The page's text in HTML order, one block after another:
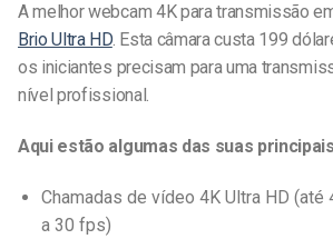
A melhor webcam 4K para transmissão
Brio Ultra HD. Esta câmara custa 199
os iniciantes precisam para uma
nível profissional.
Aqui estão algumas das suas
Chamadas de vídeo 4K Ultra HD
a 30 fps)